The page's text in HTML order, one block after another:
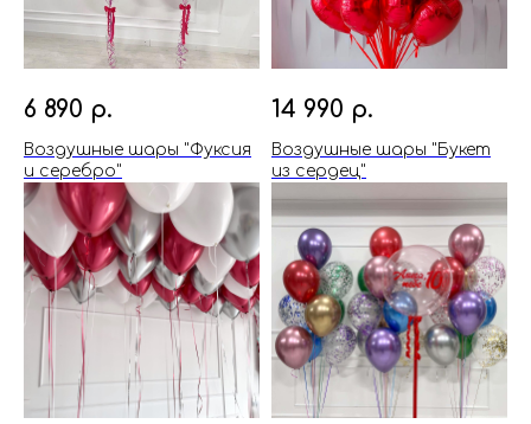
6 890 р.
Воздушные шары "Фуксия
и серебро"
14 990 р.
Воздушные шары "Букет
из сердец"